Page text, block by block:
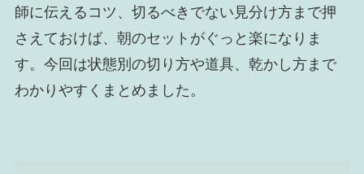
師に伝えるコツ、切るべきでない見分け方まで押
さえておけば、朝のセットがぐっと楽になりま
す。今回は状態別の切り方や道具、乾かし方まで
わかりやすくまとめました。